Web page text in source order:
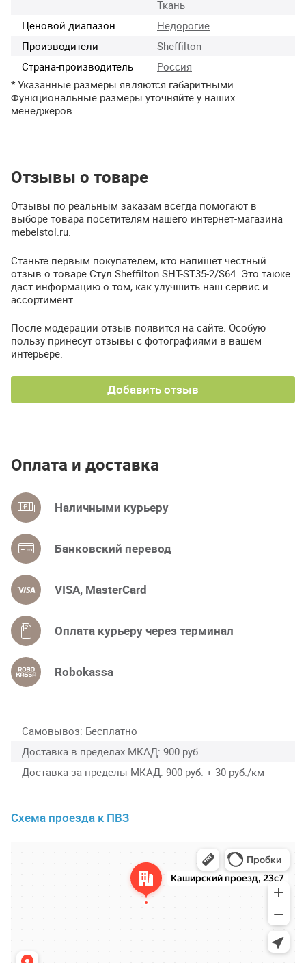
Ткань
Ценовой диапазон
Недорогие
Производители
Sheffilton
Страна-производитель
Россия
* Указанные размеры являются габаритными.
Функциональные размеры уточняйте у наших
менеджеров.
Отзывы о товаре
Отзывы по реальным заказам всегда помогают в
выборе товара посетителям нашего интернет-магазина
mebelstol.ru.
Станьте первым покупателем, кто напишет честный
отзыв о товаре Стул Sheffilton SHT-ST35-2/S64. Это также
даст информацию о том, как улучшить наш сервис и
ассортимент.
После модерации отзыв появится на сайте. Особую
пользу принесут отзывы с фотографиями в вашем
интерьере.
Добавить отзыв
Оплата и доставка
Наличными курьеру
Банковский перевод
VISA, MasterCard
Оплата курьеру через терминал
Robokassa
Самовывоз Бесплатно
Доставка в пределах МКАД 900 руб.
Доставка за пределы МКАД 900 руб. + 30 руб./км
Схема проезда к ПВЗ